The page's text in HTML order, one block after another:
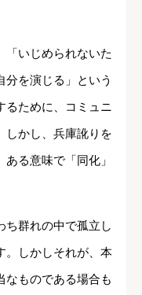
「いじめられないた
を演じる」という
るために、コミュニ
しかし、兵庫訛りを
る意味で「同化」
ち群れの中で孤立し
。しかしそれが、本
なものである場合も